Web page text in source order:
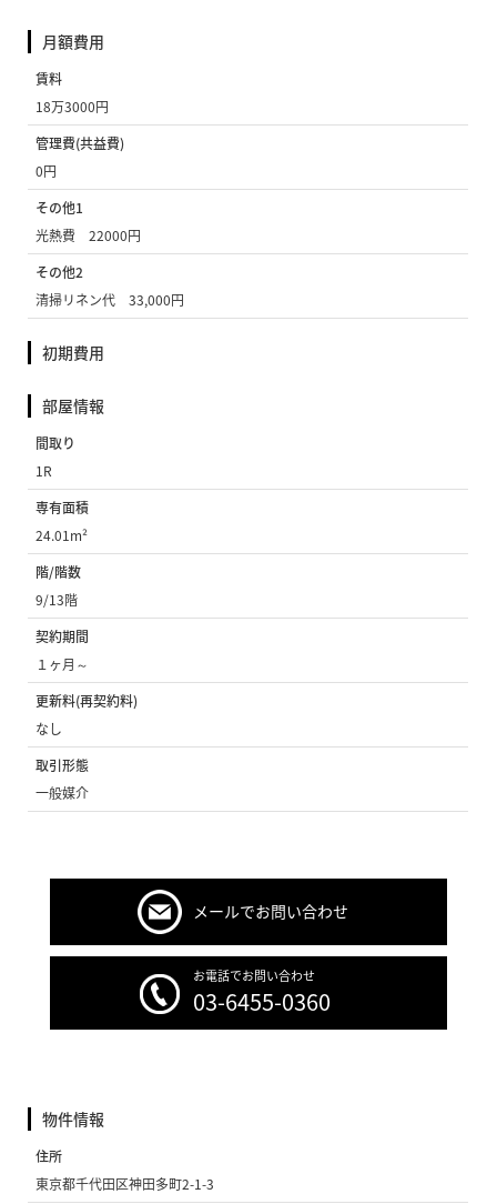
月額費用
賃料
18万3000円
管理費(共益費)
0円
その他1
光熱費 22000円
その他2
清掃リネン代 33,000円
初期費用
部屋情報
間取り
1R
専有面積
24.01m²
階/階数
9/13階
契約期間
１ヶ月～
更新料(再契約料)
なし
取引形態
一般媒介
メールでお問い合わせ
お電話でお問い合わせ
03-6455-0360
物件情報
住所
東京都千代田区神田多町2-1-3